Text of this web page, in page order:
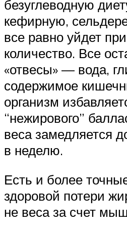
безуглеводную
кефирную,
все равно уйдет
количество. Все
«отвесы» — вода,
содержимое
организм
“нежирового”
веса замедляется
в неделю.
Есть и более
здоровой потери
не веса за счет